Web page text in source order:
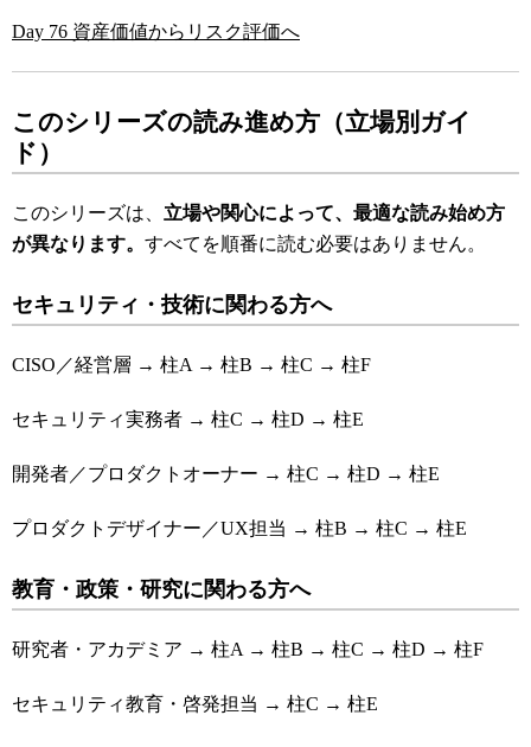
Day 76 資産価値からリスク評価へ
このシリーズの読み進め方（立場別ガイ
ド）
このシリーズは、 立場や関心によって、最適な読み始め方
が異なります。 すべてを順番に読む必要はありません。
セキュリティ・技術に関わる方へ
CISO／経営層 → 柱A → 柱B → 柱C → 柱F
セキュリティ実務者 → 柱C → 柱D → 柱E
開発者／プロダクトオーナー → 柱C → 柱D → 柱E
プロダクトデザイナー／UX担当 → 柱B → 柱C → 柱E
教育・政策・研究に関わる方へ
研究者・アカデミア → 柱A → 柱B → 柱C → 柱D → 柱F
セキュリティ教育・啓発担当 → 柱C → 柱E